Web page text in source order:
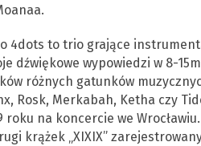
4dots to trio grające
dźwiękowe wypowiedzi w 8-
różnych gatunków
Rosk, Merkabah, Ketha czy
roku na koncercie we
krążek „XIXIX”